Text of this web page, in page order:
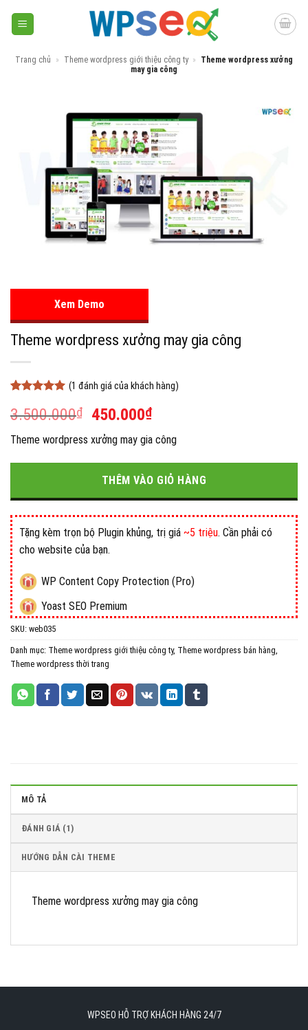
Trang chủ » Theme wordpress giới thiệu công ty »
Theme wordpress xưởng
may gia công
Xem Demo
Theme wordpress xưởng may gia công
dựa trên
đánh giá
(1 đánh giá của khách hàng)
3.500.000₫
Giá
gốc
là:
3.500.000₫.
450.000₫Giá
hiện
tại
là:
450.000₫.
Theme wordpress xưởng may gia công
THÊM VÀO GIỎ HÀNG
Tặng kèm trọn bộ Plugin khủng, trị giá ~5 triệu. Cần phải có
cho website của bạn.
WP Content Copy Protection (Pro)
Yoast SEO Premium
All in One WP Migration Unlimited Extension
iThemes Security Pro
Wordfence Security Premium
SKU: web035
Danh mục: Theme wordpress giới thiệu công ty, Theme wordpress bán hàng,
Theme wordpress thời trang
MÔ TẢ
ĐÁNH GIÁ (1)
HƯỚNG DẪN CÀI THEME
Theme wordpress xưởng may gia công
WPSEO HỖ TRỢ KHÁCH HÀNG 24/7